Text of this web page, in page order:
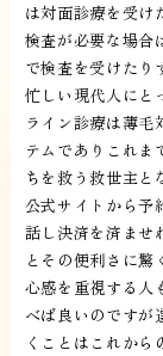
は対面診療を受け
検査が必要な場合
で検査を受けたり
忙しい現代人にと
ライン診療は薄毛
テムでありこれま
ちを救う救世主と
公式サイトから予
話し決済を済ませ
とその便利さに
心感を重視する人
べば良いのですが
くことはこれか